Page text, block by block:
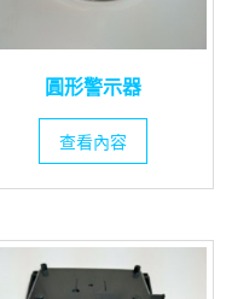
圓形警示器
查看內容